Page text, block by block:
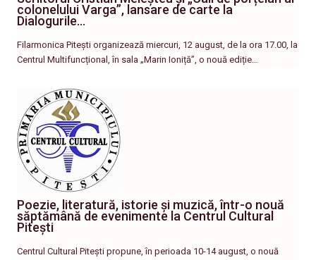
colonelului Varga”, lansare de carte la
Dialogurile…
Filarmonica Pitești organizează miercuri, 12 august, de la ora 17.00, la
Centrul Multifuncțional, în sala „Marin Ioniță”, o nouă ediție…
Poezie, literatură, istorie și muzică, într-o nouă
săptămână de evenimente la Centrul Cultural
Pitești
Centrul Cultural Pitești propune, în perioada 10-14 august, o nouă